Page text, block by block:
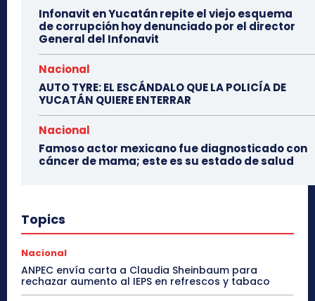
Infonavit en Yucatán repite el viejo esquema
de corrupción hoy denunciado por el director
General del Infonavit
Nacional
AUTO TYRE: EL ESCÁNDALO QUE LA POLICÍA DE
YUCATÁN QUIERE ENTERRAR
Nacional
Famoso actor mexicano fue diagnosticado con
cáncer de mama; este es su estado de salud
Topics
Nacional
ANPEC envía carta a Claudia Sheinbaum para
rechazar aumento al IEPS en refrescos y tabaco